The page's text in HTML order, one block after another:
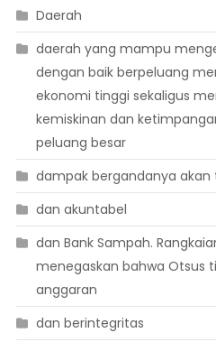
Daerah
daerah yang mampu
dengan baik berpeluang
ekonomi tinggi sekaligus
kemiskinan dan
peluang besar
dampak bergandanya akan
dan akuntabel
dan Bank Sampah.
menegaskan bahwa Otsus
anggaran
dan berintegritas